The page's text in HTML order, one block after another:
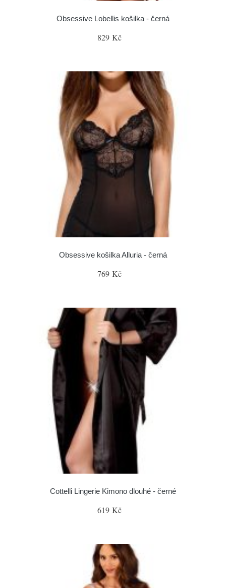
Obsessive Lobellis košilka - černá
829 Kč
Obsessive košilka Alluria - černá
769 Kč
Cottelli Lingerie Kimono dlouhé - černé
619 Kč